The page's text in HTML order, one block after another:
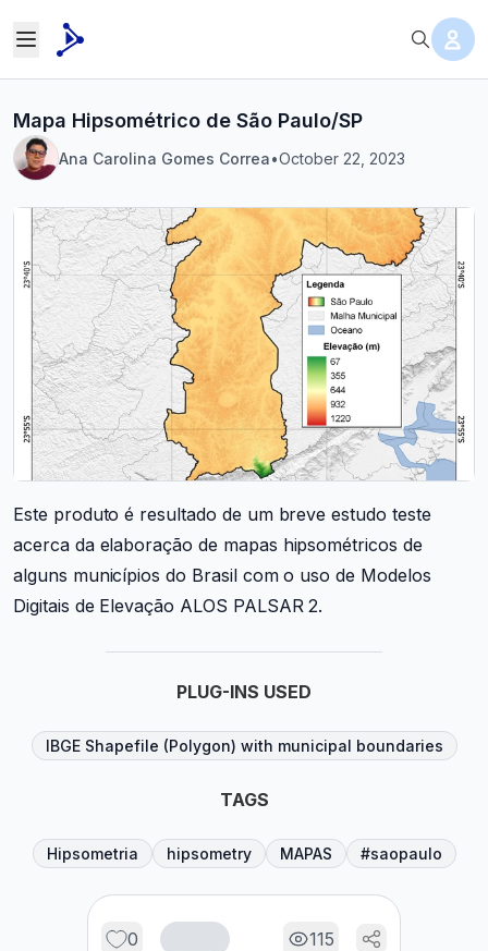
Mapa Hipsométrico de São Paulo/SP
Ana Carolina Gomes Correa•October 22, 2023
Este produto é resultado de um breve estudo teste
acerca da elaboração de mapas hipsométricos de
alguns municípios do Brasil com o uso de Modelos
Digitais de Elevação ALOS PALSAR 2.
PLUG-INS USED
IBGE Shapefile (Polygon) with municipal boundaries
TAGS
Hipsometria hipsometry MAPAS #saopaulo
0 115